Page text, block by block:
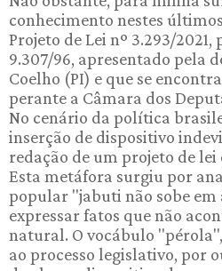
conhecimento nestes
Projeto de Lei nº 3.293/
9.307/96, apresentado pela
Coelho (PI) e que se
perante a Câmara dos
No cenário da política
inserção de dispositivo
redação de um projeto de
Esta metáfora surgiu por
popular "jabuti não sobe
expressar fatos que não
natural. O vocábulo
ao processo legislativo, por